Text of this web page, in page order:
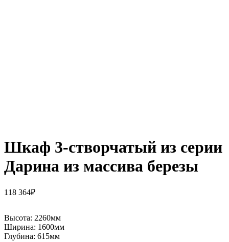
Шкаф 3-створчатый из серии
Дарина из массива березы
118 364₽
Высота: 2260мм
Ширина: 1600мм
Глубина: 615мм